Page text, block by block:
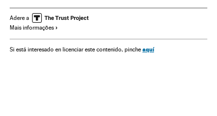
Youtube Apple Imprensa
Telecomunicações
Adere a
Mais informações
Si está interesado en licenciar este contenido, pinche aquí